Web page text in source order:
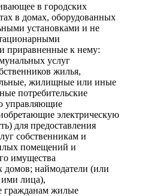
в городских
в домах, оборудованных
установками и не
приравненные к нему:
услуг
жилья,
жилищные или иные
потребительские
управляющие
электрическую
для предоставления
собственникам и
помещений и
имущества
домов; наймодатели (или
лица),
гражданам жилые